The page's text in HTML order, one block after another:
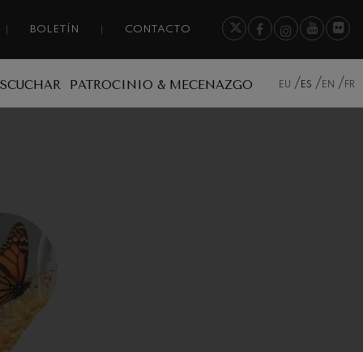
BOLETÍN CONTACTO
PATROCINIO & MECENAZGO EU ES EN FR